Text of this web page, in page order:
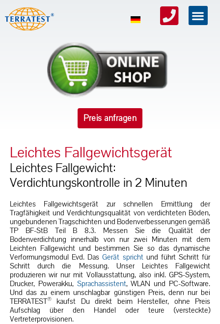
Preis anfragen
Leichtes Fallgewichtsgerät
Leichtes Fallgewicht:
Verdichtungskontrolle in 2 Minuten
Leichtes Fallgewichtsgerät zur schnellen Ermittlung der
Tragfähigkeit und Verdichtungsqualität von verdichteten Böden,
ungebundenen Tragschichten und Bodenverbesserungen gemäß
TP BF-StB Teil B 8.3. Messen Sie die Qualität der
Bodenverdichtung innerhalb von nur zwei Minuten mit dem
Leichten Fallgewicht und bestimmen Sie so das dynamische
Verformungsmodul Evd. DasGerät spricht und führt Schritt für
Schritt durch die Messung. Unser Leichtes Fallgewicht
produzieren wir nur mit Vollausstattung, also inkl. GPS-System,
Drucker, Powerakku, Sprachassistent, WLAN und PC-Software.
Und das zu einem unschlagbar günstigen Preis, denn nur bei
TERRATEST®
kaufst Du direkt beim Hersteller, ohne Preis
Aufschlag über den Handel oder teure (versteckte)
Vertreterprovisionen.